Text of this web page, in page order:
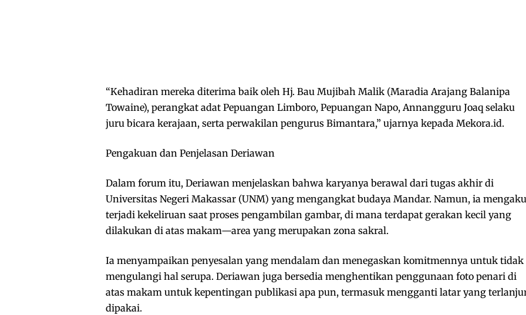
“Kehadiran mereka diterima baik oleh Hj. Bau Mujibah Malik (Maradia Arajang Balanipa
Towaine), perangkat adat Pepuangan Limboro, Pepuangan Napo, Annangguru Joaq selaku
juru bicara kerajaan, serta perwakilan pengurus Bimantara,” ujarnya kepada Mekora.id.
Pengakuan dan Penjelasan Deriawan
Dalam forum itu, Deriawan menjelaskan bahwa karyanya berawal dari tugas akhir di
Universitas Negeri Makassar (UNM) yang mengangkat budaya Mandar. Namun, ia
terjadi kekeliruan saat proses pengambilan gambar, di mana terdapat gerakan kecil yang
dilakukan di atas makam—area yang merupakan zona sakral.
Ia menyampaikan penyesalan yang mendalam dan menegaskan komitmennya untuk tidak
mengulangi hal serupa. Deriawan juga bersedia menghentikan penggunaan foto penari di
atas makam untuk kepentingan publikasi apa pun, termasuk mengganti latar yang
dipakai.